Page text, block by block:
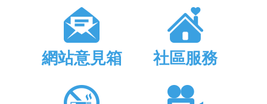
網站意見箱 社區服務